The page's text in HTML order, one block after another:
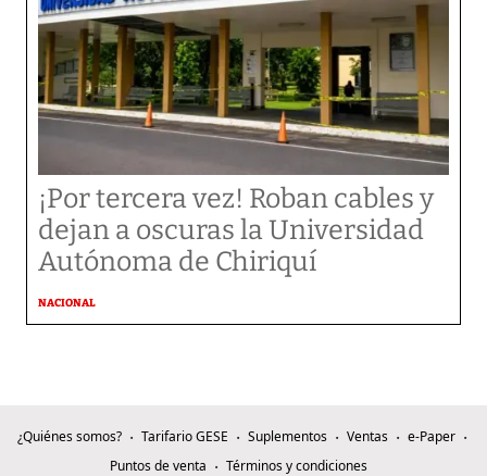
¡Por tercera vez! Roban cables y
dejan a oscuras la Universidad
Autónoma de Chiriquí
NACIONAL
¿Quiénes somos? Tarifario GESE Suplementos Ventas
e-Paper
Puntos de venta
Términos y condiciones